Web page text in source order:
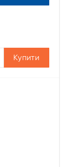
Купити